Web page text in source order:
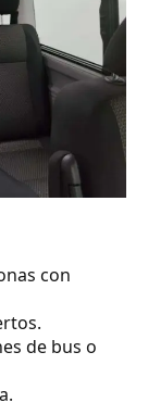
con
de bus o